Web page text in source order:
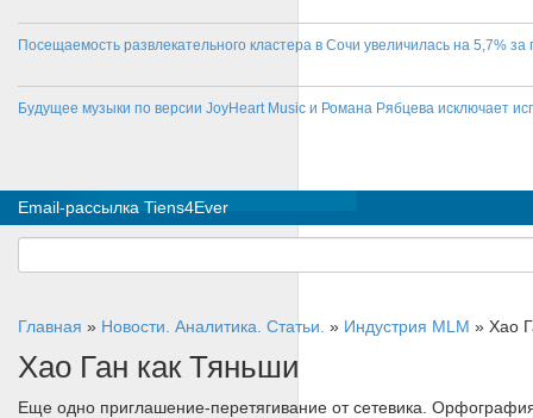
Посещаемость развлекательного кластера в Сочи увеличилась на 5,7% за
Будущее музыки по версии JoyHeart Music и Романа Рябцева исключает
Email-рассылка Tiens4Ever
Главная » Новости. Аналитика. Статьи. » Индустрия MLM » Хао
Хао Ган как Тяньши
Еще одно приглашение-перетягивание от сетевика.